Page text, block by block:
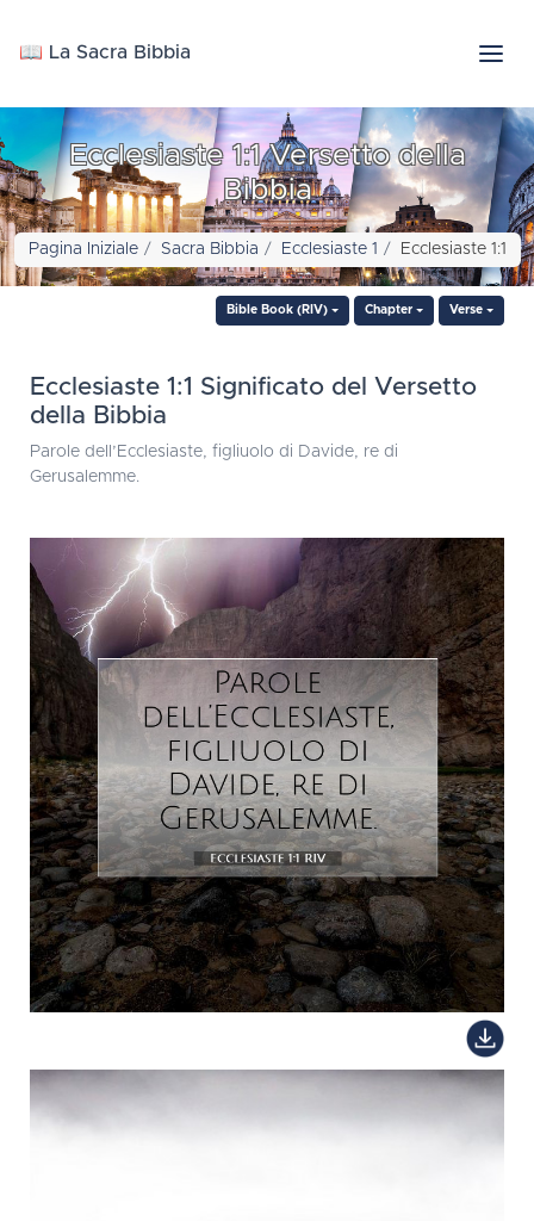
📖 La Sacra Bibbia
Ecclesiaste 1:1 Versetto della
Bibbia
Pagina Iniziale Sacra Bibbia Ecclesiaste 1 Ecclesiaste 1:1
Bible Book (RIV) Chapter Verse
Ecclesiaste 1:1 Significato del Versetto
della Bibbia
Parole dell’Ecclesiaste, figliuolo di Davide, re di
Gerusalemme.